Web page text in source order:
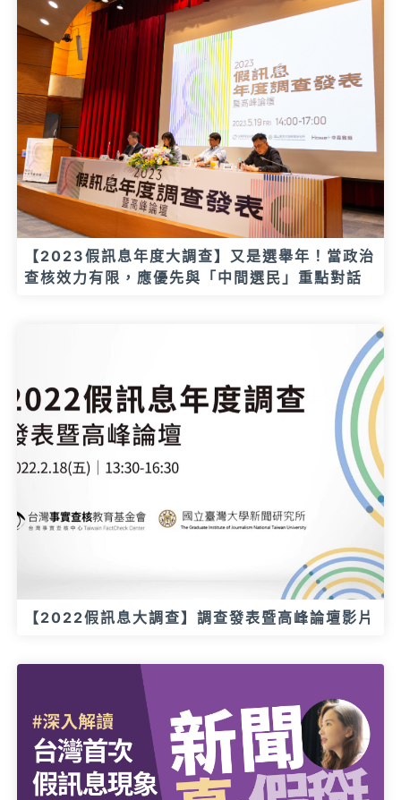
【2023假訊息年度大調查】又是選舉年！當政治
查核效力有限，應優先與「中間選民」重點對話
【2022假訊息大調查】調查發表暨高峰論壇影片